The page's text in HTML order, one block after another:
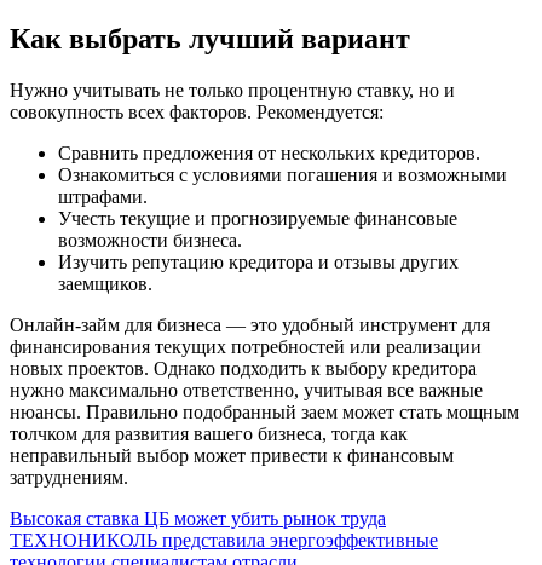
Как выбрать лучший вариант
Нужно учитывать не только процентную ставку, но и
совокупность всех факторов. Рекомендуется:
Сравнить предложения от нескольких кредиторов.
Ознакомиться с условиями погашения и возможными
штрафами.
Учесть текущие и прогнозируемые финансовые
возможности бизнеса.
Изучить репутацию кредитора и отзывы других
заемщиков.
Онлайн-займ для бизнеса — это удобный инструмент для
финансирования текущих потребностей или реализации
новых проектов. Однако подходить к выбору кредитора
нужно максимально ответственно, учитывая все важные
нюансы. Правильно подобранный заем может стать мощным
толчком для развития вашего бизнеса, тогда как
неправильный выбор может привести к финансовым
затруднениям.
Навигация
по
Высокая ставка ЦБ может убить рынок труда
ТЕХНОНИКОЛЬ представила энергоэффективные